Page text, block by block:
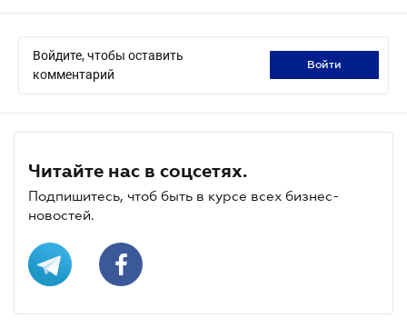
Войдите, чтобы оставить
комментарий
войти
Читайте нас в соцсетях.
Подпишитесь, чтоб быть в курсе всех бизнес-
новостей.